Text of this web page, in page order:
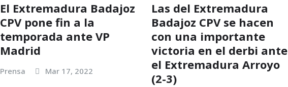
El Extremadura Badajoz
CPV pone fin a la
temporada ante VP
Madrid
Prensa Mar 17, 2022
Las del Extremadura
Badajoz CPV se hacen
con una importante
victoria en el derbi ante
el Extremadura Arroyo
(2-3)